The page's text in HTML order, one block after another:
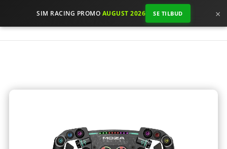
SIM RACING PROMO AUGUST 2026 SE TILBUD ×